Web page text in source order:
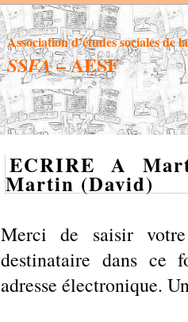
Association d’études sociales de
SSFA– AESF
ECRIRE A
Martin (David)
Merci de saisir
destinataire dans ce
adresse électronique.